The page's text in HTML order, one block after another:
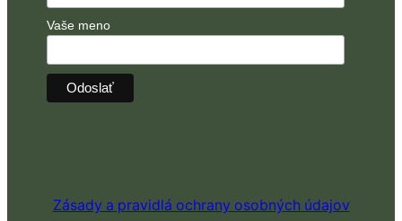
Vaše meno
Zásady a pravidlá ochrany osobných údajov